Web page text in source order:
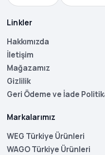
Linkler
Hakkımızda
İletişim
Mağazamız
Gizlilik
Geri Ödeme ve İade
Markalarımız
WEG Türkiye Ürünleri
WAGO Türkiye Ürünleri